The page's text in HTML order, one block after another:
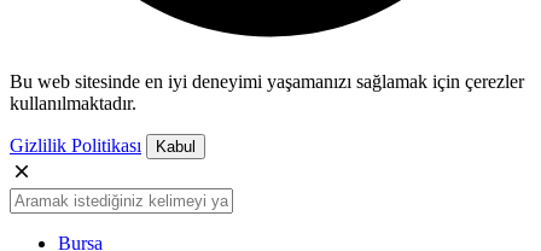
Bu web sitesinde en iyi deneyimi yaşamanızı sağlamak için çerezler
kullanılmaktadır.
Gizlilik Politikası Kabul
Bursa